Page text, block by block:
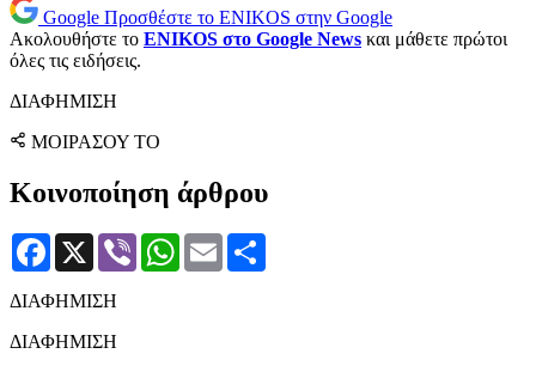
Google Προσθέστε το ENIKOS στην Google
Ακολουθήστε το ENIKOS στο Google News και μάθετε πρώτοι
όλες τις ειδήσεις.
ΔΙΑΦΗΜΙΣΗ
ΜΟΙΡΑΣΟΥ ΤΟ
Κοινοποίηση άρθρου
Facebook
X Viber WhatsApp
Email
ΔΙΑΦΗΜΙΣΗ
ΔΙΑΦΗΜΙΣΗ